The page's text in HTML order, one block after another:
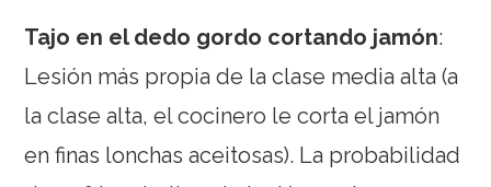
Tajo en el dedo gordo cortando jamón:
Lesión más propia de la clase media alta (a
la clase alta, el cocinero le corta el jamón
en finas lonchas aceitosas). La probabilidad